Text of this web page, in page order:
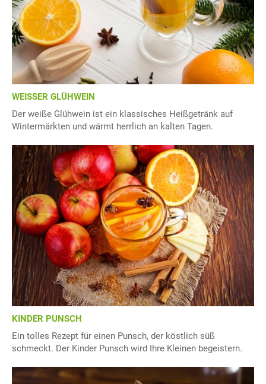
WEISSER GLÜHWEIN
Der weiße Glühwein ist ein klassisches Heißgetränk auf
Wintermärkten und wärmt herrlich an kalten Tagen.
KINDER PUNSCH
Ein tolles Rezept für einen Punsch, der köstlich süß
schmeckt. Der Kinder Punsch wird Ihre Kleinen begeistern.